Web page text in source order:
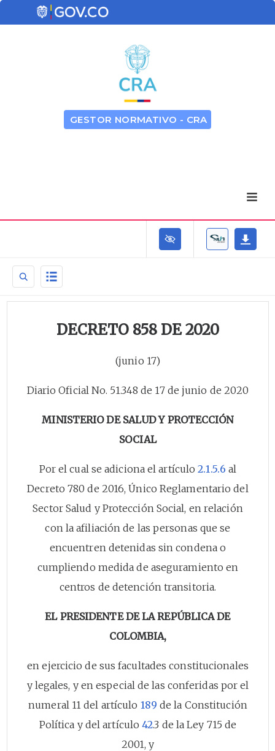
GESTOR NORMATIVO - CRA
DECRETO 858 DE 2020
(junio 17)
Diario Oficial No. 51.348 de 17 de junio de 2020
MINISTERIO DE SALUD Y PROTECCIÓN
SOCIAL
Por el cual se adiciona el artículo2.1.5.6 al
Decreto 780 de 2016, Único Reglamentario del
Sector Salud y Protección Social, en relación
con la afiliación de las personas que se
encuentren detenidas sin condena o
cumpliendo medida de aseguramiento en
centros de detención transitoria.
EL PRESIDENTE DE LA REPÚBLICA DE
COLOMBIA,
en ejercicio de sus facultades constitucionales
y legales, y en especial de las conferidas por el
numeral 11 del artículo 189 de la Constitución
Política y del artículo42.3 de la Ley 715 de
2001, y